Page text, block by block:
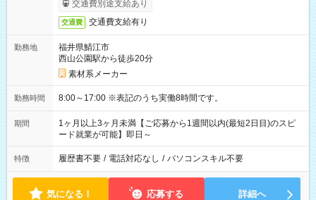
交通費別途支給あり
交通費 交通費支給有り
勤務地
福井県鯖江市
西山公園駅から徒歩20分
素材系メーカー
勤務時間 8:00～17:00 ※表記のうち実働8時間です。
期間
1ヶ月以上3ヶ月未満【ご応募から1週間以内(最短2日目)のスピ
ード就業が可能】即日～
特徴 履歴書不要 / 電話対応なし / パソコンスキル不要
気になる！ 応募する 詳細へ